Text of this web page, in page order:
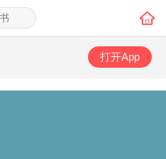
打开App